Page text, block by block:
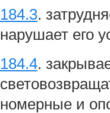
184.3.
нарушает его
184.4.
номерные и